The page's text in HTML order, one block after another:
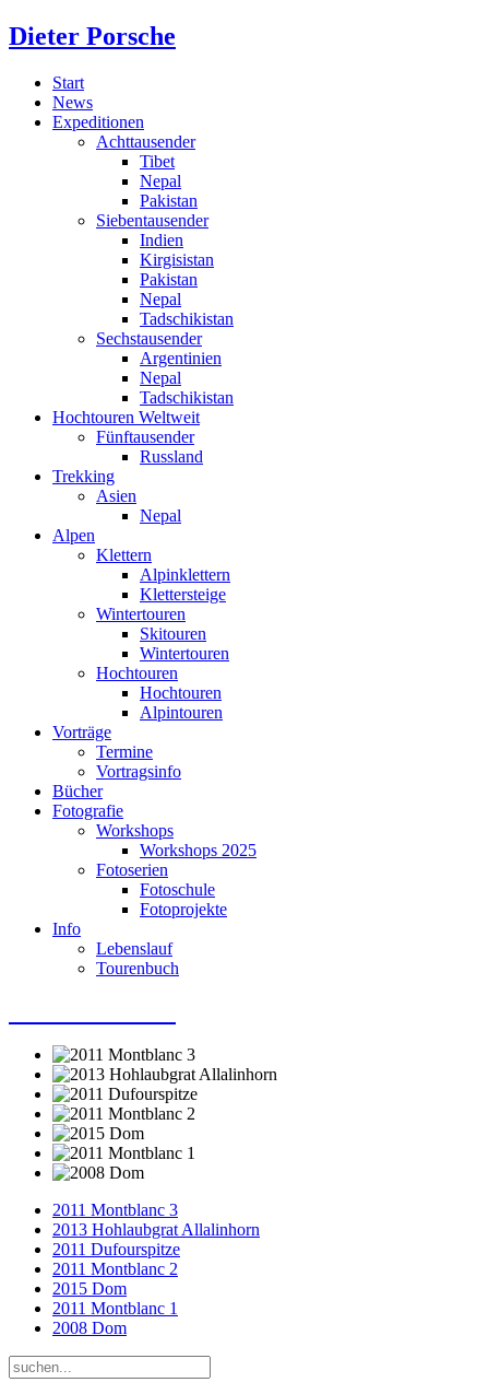
Dieter Porsche
Start
News
Expeditionen
Achttausender
Tibet
Nepal
Pakistan
Siebentausender
Indien
Kirgisistan
Pakistan
Nepal
Tadschikistan
Sechstausender
Argentinien
Nepal
Tadschikistan
Hochtouren Weltweit
Fünftausender
Russland
Trekking
Asien
Nepal
Alpen
Klettern
Alpinklettern
Klettersteige
Wintertouren
Skitouren
Wintertouren
Hochtouren
Hochtouren
Alpintouren
Vorträge
Termine
Vortragsinfo
Bücher
Fotografie
Workshops
Workshops 2025
Fotoserien
Fotoschule
Fotoprojekte
Info
Lebenslauf
Tourenbuch
2011 Montblanc 3
2013 Hohlaubgrat Allalinhorn
2011 Dufourspitze
2011 Montblanc 2
2015 Dom
2011 Montblanc 1
2008 Dom